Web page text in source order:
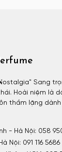
nữ
nữ
unisex
Veneta
Sang
Hoài niệm là
thầm lặng
- Hà Nội: 058
Nội: 091 116 5686